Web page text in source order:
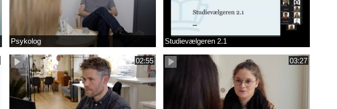
Psykolog Studievælgeren 2.1
02:55 03:27